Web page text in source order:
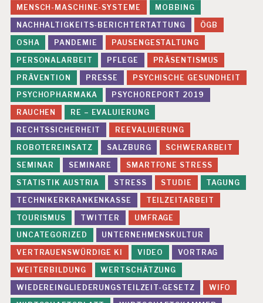
T
S
S
C
H
U
T
Z
M
A
N
A
G
E
R
S
T
R
E
S
S
P
R
Ä
V
MENSCH-MASCHINE-SYSTEME
MOBBING
NACHHALTIGKEITS-BERICHTERTATTUNG
ÖGB
OSHA
PANDEMIE
PAUSENGESTALTUNG
PERSONALARBEIT
PFLEGE
PRÄSENTISMUS
PRÄVENTION
PRESSE
PSYCHISCHE GESUNDHEIT
PSYCHOPHARMAKA
PSYCHOREPORT 2019
RAUCHEN
RE – EVALUIERUNG
RECHTSSICHERHEIT
REEVALUIERUNG
ROBOTEREINSATZ
SALZBURG
SCHWERARBEIT
SEMINAR
SEMINARE
SMARTFONE STRESS
STATISTIK AUSTRIA
STRESS STUDIE
TAGUNG
TECHNIKERKRANKENKASSE
TEILZEITARBEIT
TOURISMUS
TWITTER
UMFRAGE
UNCATEGORIZED
UNTERNEHMENSKULTUR
VERTRAUENSWÜRDIGE KI
VIDEO
VORTRAG
WEITERBILDUNG
WERTSCHÄTZUNG
WIEDEREINGLIEDERUNGSTEILZEIT-GESETZ
WIFO